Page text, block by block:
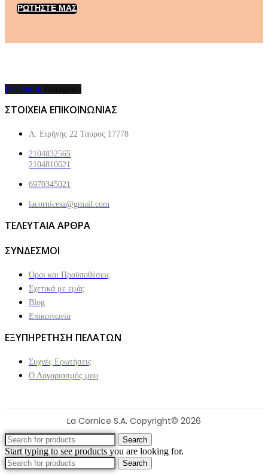
ΡΩΤΗΣΤΕ ΜΑΣ
Facebook Instagram
ΣΤΟΙΧΕΙΑ ΕΠΙΚΟΙΝΩΝΙΑΣ
Λ. Ειρήνης 22 Ταύρος 17778
2104832565
2104810621
6970345021
lacornicesa@gmail.com
ΤΕΛΕΥΤΑΙΑ ΑΡΘΡΑ
ΣΥΝΔΕΣΜΟΙ
Όροι και Προϋποθέσεις
Σχετικά με εμάς
Blog
Επικοινωνία
ΕΞΥΠΗΡΕΤΗΣΗ ΠΕΛΑΤΩΝ
Συχνές Ερωτήσεις
Ο Λογαριασμός μου
La Cornice S.A. Copyright© 2026
Search
Start typing to see products you are looking for.
Search